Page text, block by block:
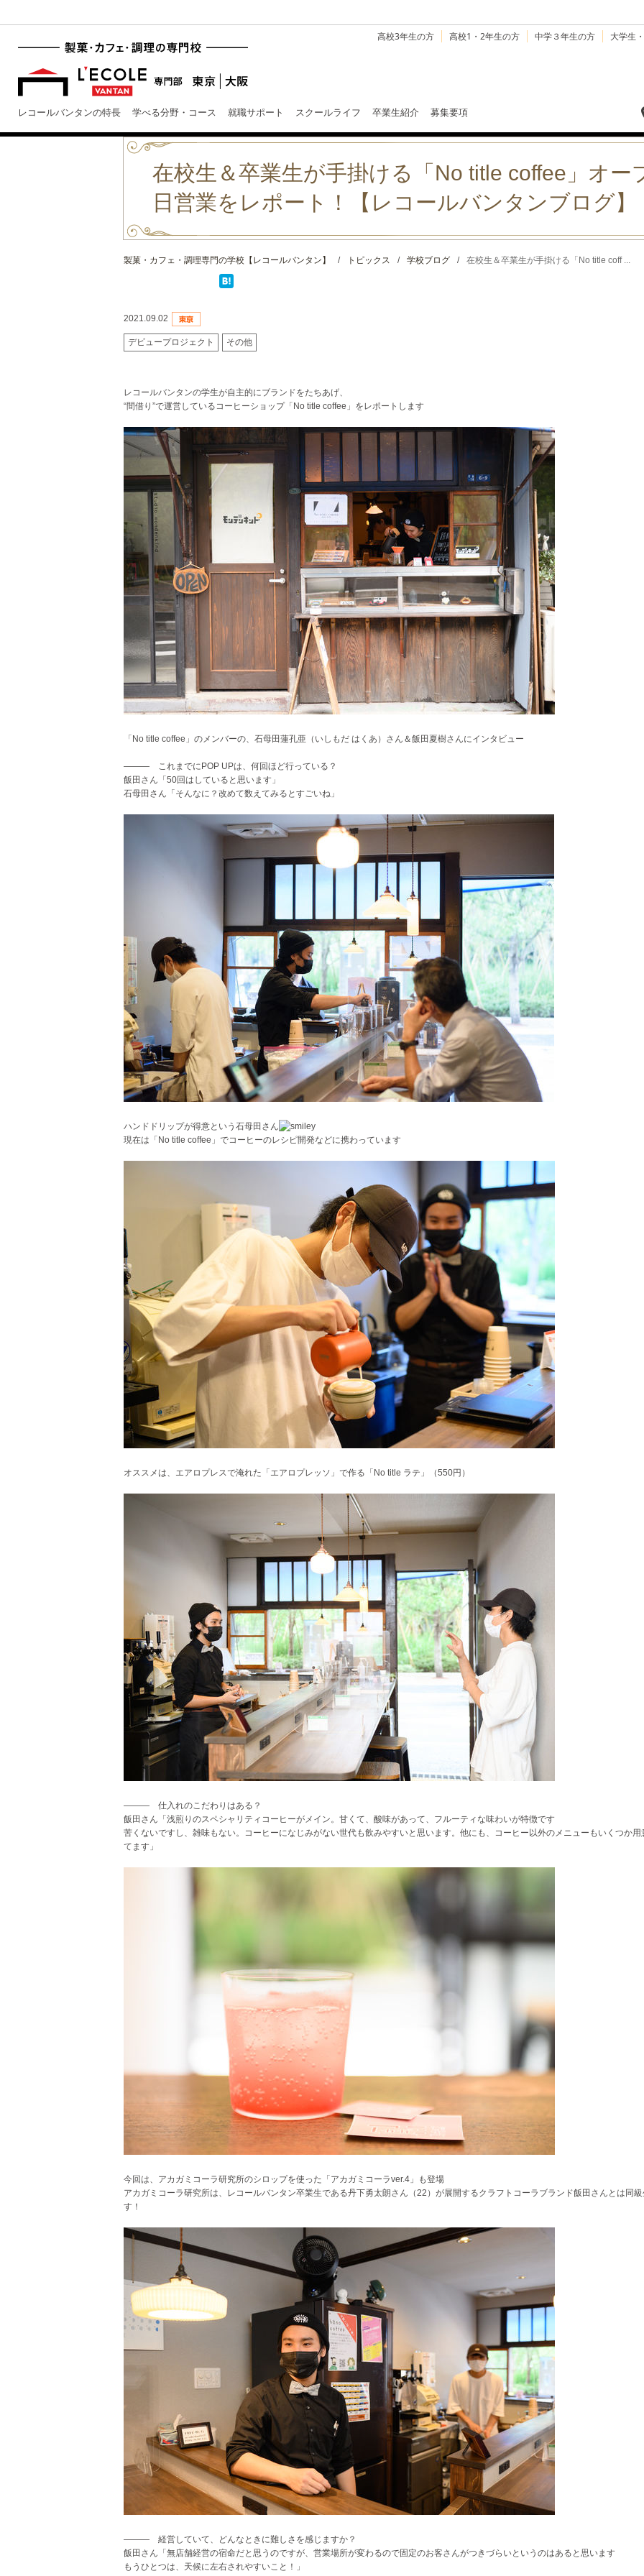
高校3年生の方 高校1・2年生の方 中学３年生の方 大学生
レコールバンタンの特長 学べる分野・コース 就職サポート スクールライフ 卒業生紹介 募集要項
在校生＆卒業生が手掛ける「No title coffee」オー
日営業をレポート！【レコールバンタンブログ】
製菓・カフェ・調理専門の学校【レコールバンタン】 / トピックス / 学校ブログ / 在校生＆卒業生が手掛ける「No title coff ...
2021.09.02
デビュープロジェクト その他
レコールバンタンの学生が自主的にブランドをたちあげ、
“間借り”で運営しているコーヒーショップ「No title coffee」をレポートします
「No title coffee」のメンバーの、石母田蓮孔亜（いしもだ はくあ）さん＆飯田夏樹さんにインタビュー
――― これまでにPOP UPは、何回ほど行っている？
飯田さん「50回はしていると思います」
石母田さん「そんなに？改めて数えてみるとすごいね」
ハンドドリップが得意という石母田さん
現在は「No title coffee」でコーヒーのレシピ開発などに携わっています
オススメは、エアロプレスで淹れた「エアロプレッソ」で作る「No title ラテ」（550円）
――― 仕入れのこだわりはある？
飯田さん「浅煎りのスペシャリティコーヒーがメイン。甘くて、酸味があって、フルーティな味わいが特徴です
苦くないですし、雑味もない。コーヒーになじみがない世代も飲みやすいと思います。他にも、コーヒー以外のメニューもいくつか用
てます 」
今回は、アカガミコーラ研究所のシロップを使った「アカガミコーラver.4」も登場
アカガミコーラ研究所は、レコールバンタン卒業生である丹下勇太朗さん（22）が展開するクラフトコーラブランド飯田さんとは同
す！
――― 経営していて、どんなときに難しさを感じますか？
飯田さん「無店舗経営の宿命だと思うのですが、営業場所が変わるので固定のお客さんがつきづらいというのはあると思います
もうひとつは、天候に左右されやすいこと！」